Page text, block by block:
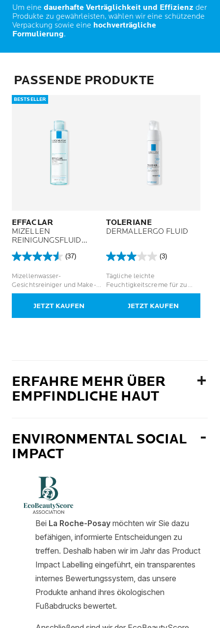
Um eine dauerhafte Verträglichkeit und Effizienz der
Produkte zu gewährleisten, wählen wir eine schützende
Verpackung sowie eine hochverträgliche
Formulierung.
PASSENDE PRODUKTE
BESTSELLER
EFFACLAR
MIZELLEN
REINIGUNGSFLUID
(37)
4.6
5
Sternen.
Bewertungen
Mizellenwasser-
Gesichtsreiniger und Make-
up-Entferner für fettige und
empfindliche Haut
JETZT KAUFEN
TOLERIANE
DERMALLERGO FLUID
(3)
3.0
5
Sternen.
Bewertungen
Tägliche leichte
Feuchtigkeitscreme für zu
Allergie neigende Haut
JETZT KAUFEN
ERFAHRE MEHR ÜBER
EMPFINDLICHE HAUT
ENVIRONMENTAL SOCIAL
IMPACT